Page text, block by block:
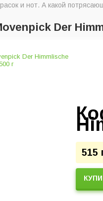
и нот. А какой
Der
515